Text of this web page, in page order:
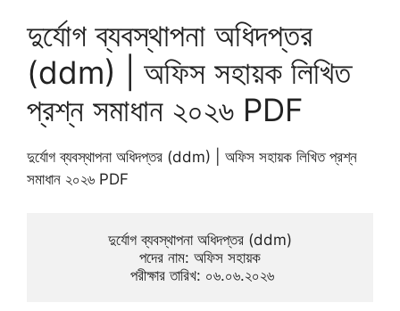
দুর্যোগ ব্যবস্থাপনা অধিদপ্তর
(ddm) | অফিস সহায়ক লিখিত
প্রশ্ন সমাধান ২০২৬ PDF
দুর্যোগ ব্যবস্থাপনা অধিদপ্তর (ddm) | অফিস সহায়ক লিখিত প্রশ্ন
সমাধান ২০২৬ PDF
দুর্যোগ ব্যবস্থাপনা অধিদপ্তর (ddm)
পদের নাম: অফিস সহায়ক
পরীক্ষার তারিখ: ০৬.০৬.২০২৬